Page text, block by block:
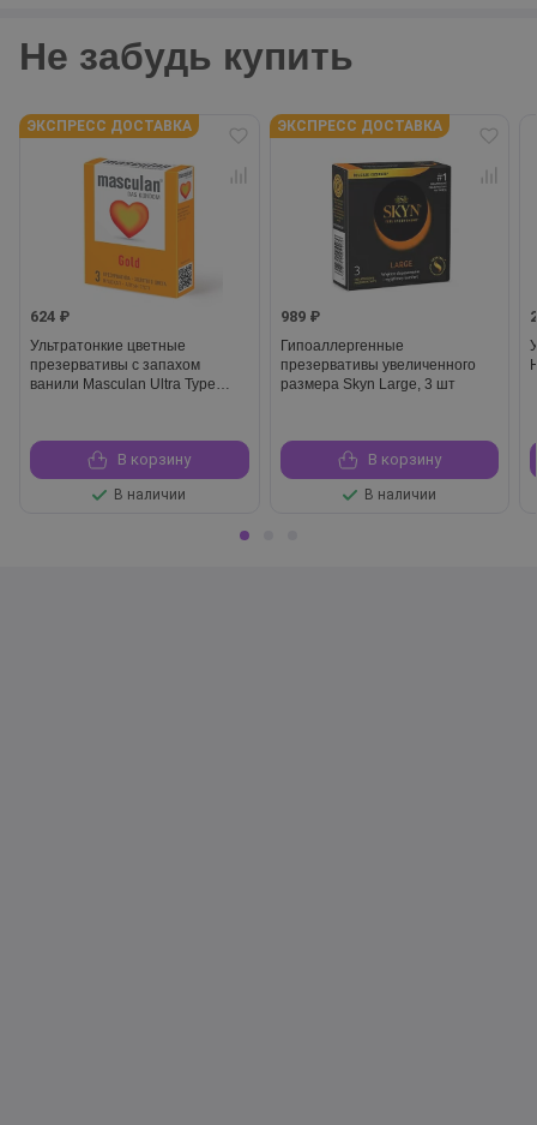
Не забудь купить
ЭКСПРЕСС ДОСТАВКА
624 ₽
Ультратонкие цветные
презервативы с запахом
ванили Masculan Ultra Type
В корзину
В наличии
ЭКСПРЕСС ДОСТАВКА
989 ₽
Гипоаллергенные
презервативы увеличенного
размера Skyn Large, 3 шт
В корзину
В наличии